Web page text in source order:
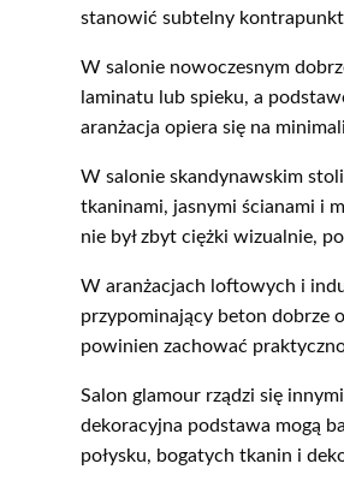
stanowić subtelny
W salonie nowoczesnym
laminatu lub spieku, a
aranżacja opiera się na
W salonie skandynawskim
tkaninami, jasnymi ścianami i
nie był zbyt ciężki wizualnie,
W aranżacjach loftowych i
przypominający beton dobrze
powinien zachować
Salon glamour rządzi się
dekoracyjna podstawa mogą
połysku, bogatych tkanin i